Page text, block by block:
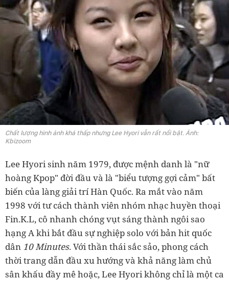
Chất lượng hình ảnh khá thấp nhưng Lee Hyori vẫn rất nổi bật. Ảnh:
Kbizoom
Lee Hyori sinh năm 1979, được mệnh danh là "nữ
hoàng Kpop" đời đầu và là "biểu tượng gợi cảm" bất
biến của làng giải trí Hàn Quốc. Ra mắt vào năm
1998 với tư cách thành viên nhóm nhạc huyền thoại
Fin.K.L, cô nhanh chóng vụt sáng thành ngôi sao
hạng A khi bắt đầu sự nghiệp solo với bản hit quốc
dân 10 Minutes. Với thần thái sắc sảo, phong cách
thời trang dẫn đầu xu hướng và khả năng làm chủ
sân khấu đầy mê hoặc, Lee Hyori không chỉ là một ca